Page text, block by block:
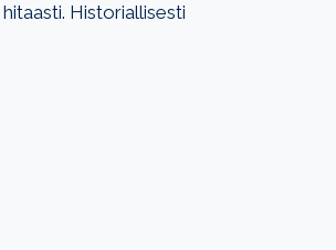
Historiallisesti